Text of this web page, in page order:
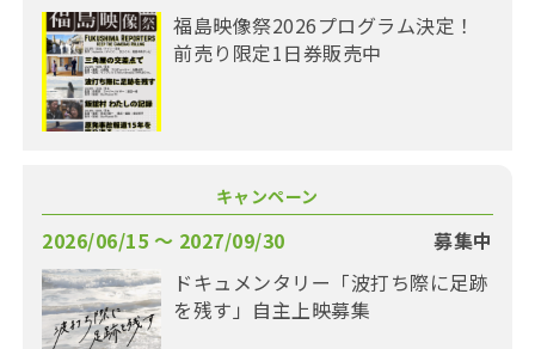
福島映像祭2026プログラム決定！
前売り限定1日券販売中
キャンペーン
2026/06/15 〜 2027/09/30
募集中
ドキュメンタリー「波打ち際に足跡
を残す」自主上映募集